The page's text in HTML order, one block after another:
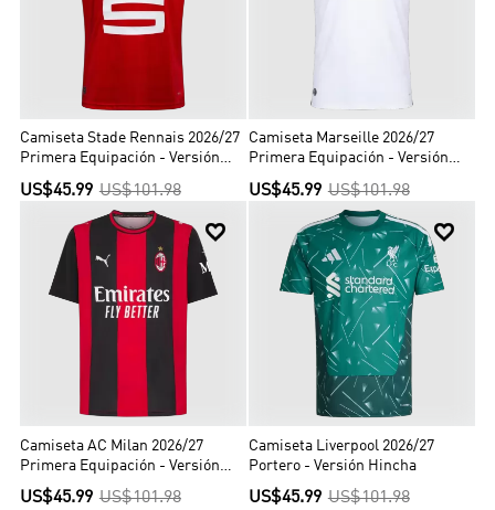
Camiseta Stade Rennais 2026/27
Primera Equipación - Versión
Hincha
US$45.99 US$101.98
Camiseta Marseille 2026/27
Primera Equipación - Versión
Hincha
US$45.99 US$101.98

Camiseta AC Milan 2026/27
Primera Equipación - Versión
Hincha
US$45.99 US$101.98

Camiseta Liverpool 2026/27
Portero - Versión Hincha
US$45.99 US$101.98